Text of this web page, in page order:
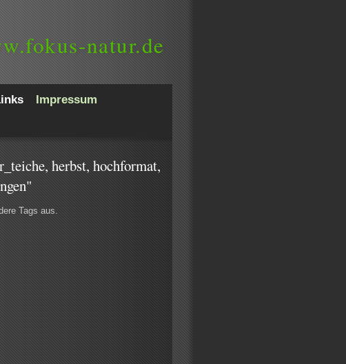
fokus-natur.de
Impressum
herbst, hochformat,
Tags aus.